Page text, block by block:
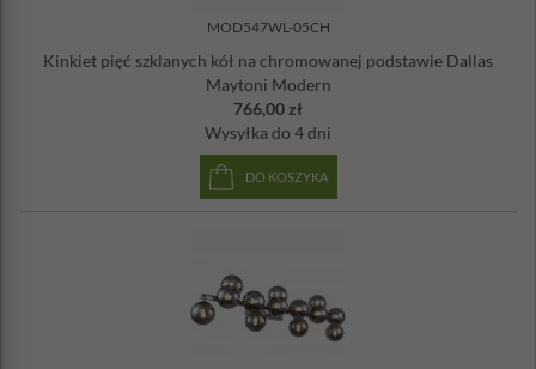
MOD547WL-05CH
Kinkiet pięć szklanych kół na chromowanej podstawie Dallas
Maytoni Modern
766,00 zł
Wysyłka do 4 dni
DO KOSZYKA